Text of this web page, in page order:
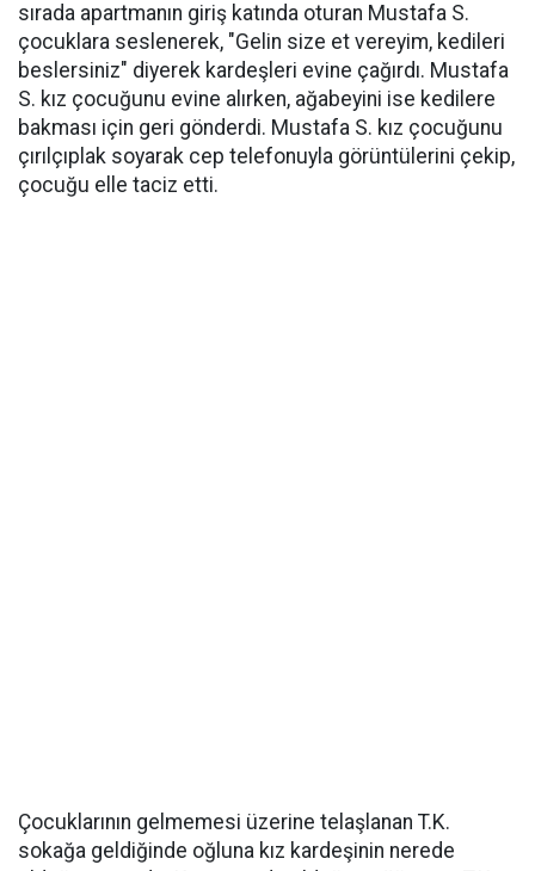
sırada apartmanın giriş katında oturan Mustafa S.
çocuklara seslenerek, "Gelin size et vereyim, kedileri
beslersiniz" diyerek kardeşleri evine çağırdı. Mustafa
S. kız çocuğunu evine alırken, ağabeyini ise kedilere
bakması için geri gönderdi. Mustafa S. kız çocuğunu
çırılçıplak soyarak cep telefonuyla görüntülerini çekip,
çocuğu elle taciz etti.
Çocuklarının gelmemesi üzerine telaşlanan T.K.
sokağa geldiğinde oğluna kız kardeşinin nerede